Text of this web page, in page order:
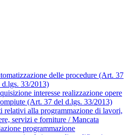
delle procedure (Art. 37
d.lgs. 33/2013)
interesse realizzazione opere
(Art. 37 del d.lgs. 33/2013)
relativi alla programmazione di lavori,
servizi e forniture / Mancata
programmazione